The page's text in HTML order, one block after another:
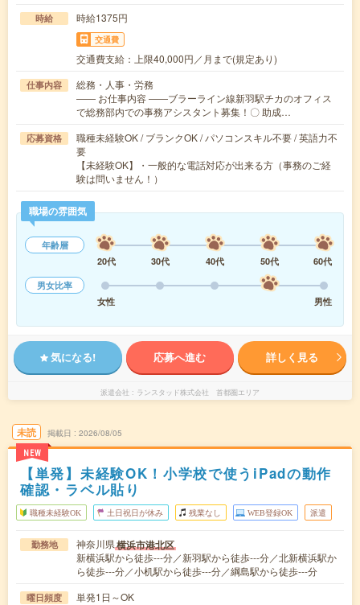
時給 時給1375円
交通費
交通費支給：上限40,000円／月まで(規定あり)
仕事内容
総務・人事・労務
―― お仕事内容 ――ブラーライン線新羽駅チカのオフィス
で総務部内での事務アシスタント募集！〇 助成…
応募資格
職種未経験OK / ブランクOK / パソコンスキル不要 / 英語力不
要
【未経験OK】・一般的な電話対応が出来る方（事務のご経
験は問いません！）
職場の雰囲気
年齢層
20代
30代 40代 50代
60代
男女比率
女性
男性
気になる! 応募へ進む 詳しく見る
派遣会社 ランスタッド株式会社 首都圏エリア
未読
NEW
掲載日 2026/08/05
【単発】未経験OK！小学校で使うiPadの動作
確認・ラベル貼り
職種未経験OK 土日祝日が休み 残業なし WEB登録OK 派遣
勤務地 神奈川県横浜市港北区
新横浜駅から徒歩---分／新羽駅から徒歩---分／北新横浜駅か
ら徒歩---分／小机駅から徒歩---分／綱島駅から徒歩---分
曜日頻度 単発1日～OK